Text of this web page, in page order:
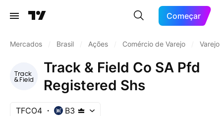
Começar
Mercados Brasil Ações Comércio de Varejo
Track & Field Co SA Pfd
Registered Shs
TFCO4 B3